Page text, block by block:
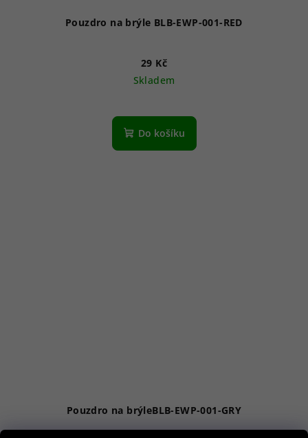
Pouzdro na brýle BLB-EWP-001-RED
29 Kč
Skladem
Do košíku
Pouzdro na brýleBLB-EWP-001-GRY